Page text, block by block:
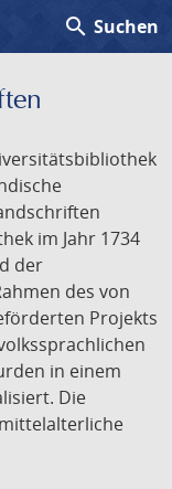
search Suchen
im Jahr 1734
der
des von
Projekts
in einem
Die